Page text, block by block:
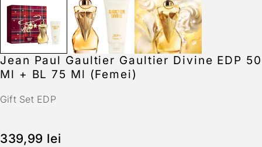
Jean Paul Gaultier Gaultier Divine EDP 50
Ml + BL 75 Ml (Femei)
Gift Set EDP
339,99 lei